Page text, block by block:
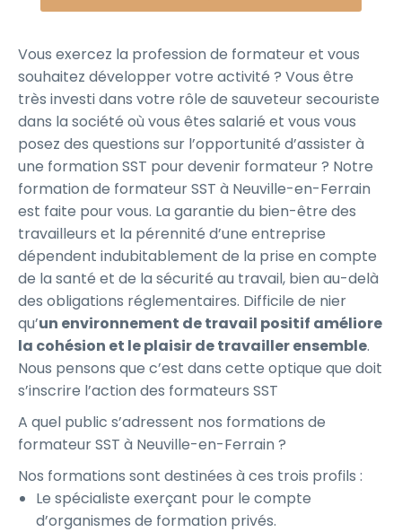
Vous exercez la profession de formateur et vous
souhaitez développer votre activité ? Vous être
très investi dans votre rôle de sauveteur secouriste
dans la société où vous êtes salarié et vous vous
posez des questions sur l’opportunité d’assister à
une formation SST pour devenir formateur ? Notre
formation de formateur SST à Neuville-en-Ferrain
est faite pour vous. La garantie du bien-être des
travailleurs et la pérennité d’une entreprise
dépendent indubitablement de la prise en compte
de la santé et de la sécurité au travail, bien au-delà
des obligations réglementaires. Difficile de nier
qu’un environnement de travail positif améliore
la cohésion et le plaisir de travailler ensemble.
Nous pensons que c’est dans cette optique que doit
s’inscrire l’action des formateurs SST
A quel public s’adressent nos formations de
formateur SST à Neuville-en-Ferrain ?
Nos formations sont destinées à ces trois profils :
Le spécialiste exerçant pour le compte
d’organismes de formation privés.